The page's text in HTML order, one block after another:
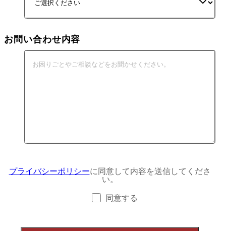
お問い合わせ内容
プライバシーポリシーに同意して内容を送信してくださ
い。
同意する